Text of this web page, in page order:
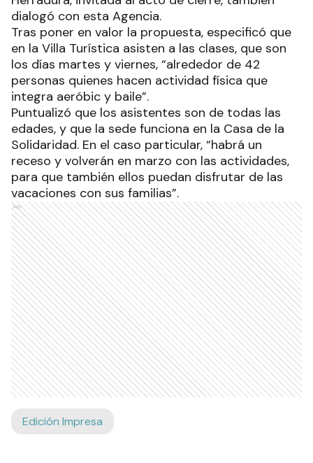
dialogó con esta Agencia.
Tras poner en valor la propuesta, especificó que
en la Villa Turística asisten a las clases, que son
los días martes y viernes, “alrededor de 42
personas quienes hacen actividad física que
integra aeróbic y baile”.
Puntualizó que los asistentes son de todas las
edades, y que la sede funciona en la Casa de la
Solidaridad. En el caso particular, “habrá un
receso y volverán en marzo con las actividades,
para que también ellos puedan disfrutar de las
vacaciones con sus familias”.
Ads
Edición Impresa